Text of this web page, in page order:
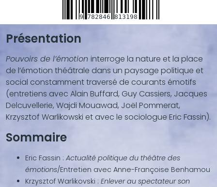
9 782846 813198
Blocs
contenu
(texte,
vidéo,
...)
Présentation
Pouvoirs de l’émotion interroge la nature et la place
de l’émotion théâtrale dans un paysage politique et
social constamment traversé de courants émotifs
(entretiens avec Alain Buffard, Guy Cassiers, Jacques
Delcuvellerie, Wajdi Mouawad, Joël Pommerat,
Krzysztof Warlikowski et avec le sociologue Eric Fassin).
Sommaire
Eric Fassin : Actualité politique du théâtre des
émotions/Entretien avec Anne-Françoise Benhamou
Krzysztof Warlikovski : Enlever au spectateur son